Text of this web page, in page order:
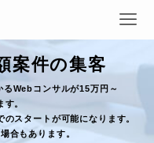
案件の集客
Webコンサルが15万円～
す。
スタートが可能になります。
合もあります。